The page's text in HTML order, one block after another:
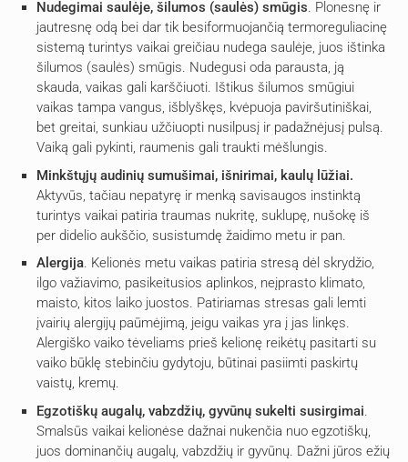
Nudegimai saulėje, šilumos (saulės) smūgis. Plonesnę ir
jautresnę odą bei dar tik besiformuojančią termoreguliacinę
sistemą turintys vaikai greičiau nudega saulėje, juos ištinka
šilumos (saulės) smūgis. Nudegusi oda parausta, ją
skauda, vaikas gali karščiuoti. Ištikus šilumos smūgiui
vaikas tampa vangus, išblyškęs, kvėpuoja paviršutiniškai,
bet greitai, sunkiau užčiuopti nusilpusį ir padažnėjusį pulsą.
Vaiką gali pykinti, raumenis gali traukti mėšlungis.
Minkštųjų audinių sumušimai, išnirimai, kaulų lūžiai.
Aktyvūs, tačiau nepatyrę ir menką savisaugos instinktą
turintys vaikai patiria traumas nukritę, suklupę, nušokę iš
per didelio aukščio, susistumdę žaidimo metu ir pan.
Alergija. Kelionės metu vaikas patiria stresą dėl skrydžio,
ilgo važiavimo, pasikeitusios aplinkos, neįprasto klimato,
maisto, kitos laiko juostos. Patiriamas stresas gali lemti
įvairių alergijų paūmėjimą, jeigu vaikas yra į jas linkęs.
Alergiško vaiko tėveliams prieš kelionę reikėtų pasitarti su
vaiko būklę stebinčiu gydytoju, būtinai pasiimti paskirtų
vaistų, kremų.
Egzotiškų augalų, vabzdžių, gyvūnų sukelti susirgimai.
Smalsūs vaikai kelionėse dažnai nukenčia nuo egzotiškų,
juos dominančių augalų, vabzdžių ir gyvūnų. Dažni jūros ežių